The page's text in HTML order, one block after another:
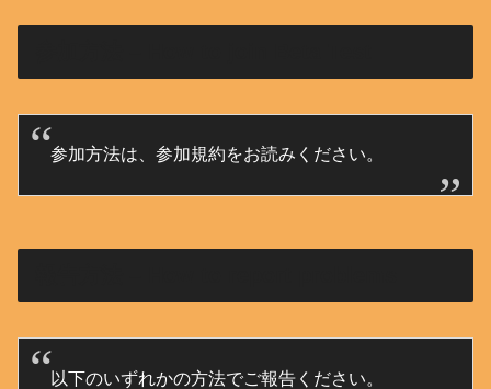
参加方法は、参加規約をお読みください。
以下のいずれかの方法でご報告ください。